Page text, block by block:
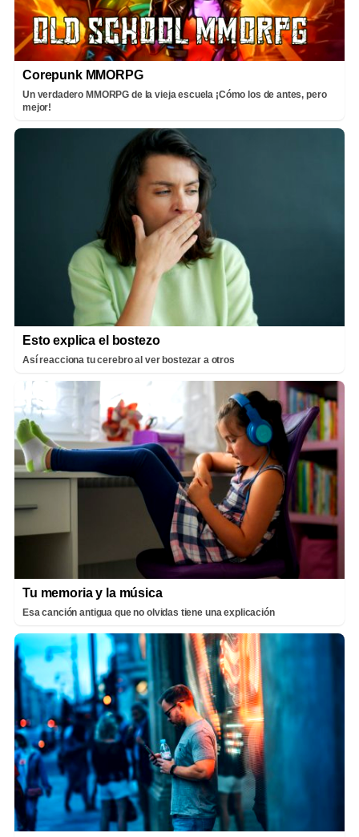
Corepunk MMORPG
Un verdadero MMORPG de la vieja escuela ¡Cómo los de antes, pero
mejor!
Esto explica el bostezo
Así reacciona tu cerebro al ver bostezar a otros
Tu memoria y la música
Esa canción antigua que no olvidas tiene una explicación